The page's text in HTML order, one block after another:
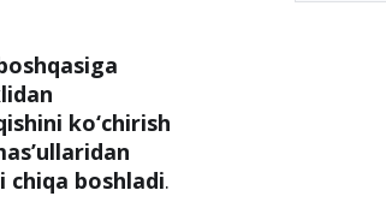
uchun